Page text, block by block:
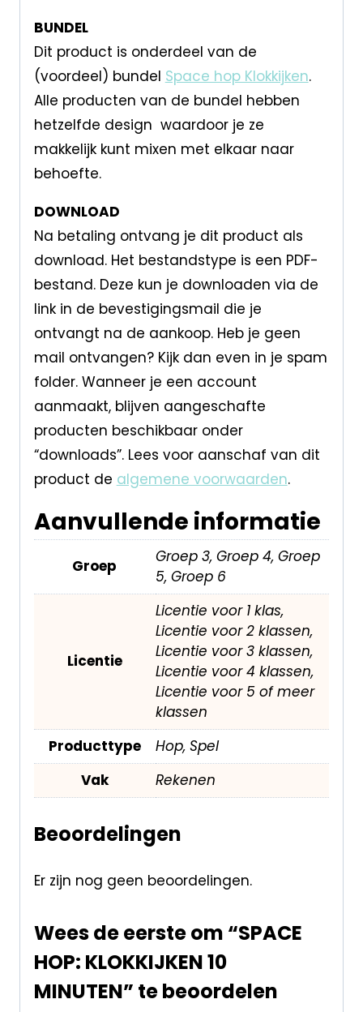
BUNDEL
Dit product is onderdeel van de
(voordeel) bundel Space hop Klokkijken.
Alle producten van de bundel hebben
hetzelfde design waardoor je ze
makkelijk kunt mixen met elkaar naar
behoefte.
DOWNLOAD
Na betaling ontvang je dit product als
download. Het bestandstype is een PDF-
bestand. Deze kun je downloaden via de
link in de bevestigingsmail die je
ontvangt na de aankoop. Heb je geen
mail ontvangen? Kijk dan even in je spam
folder. Wanneer je een account
aanmaakt, blijven aangeschafte
producten beschikbaar onder
“downloads”. Lees voor aanschaf van dit
product de algemene voorwaarden.
Aanvullende informatie
Groep
Groep 3, Groep 4, Groep
5, Groep 6
Licentie
Licentie voor 1 klas,
Licentie voor 2 klassen,
Licentie voor 3 klassen,
Licentie voor 4 klassen,
Licentie voor 5 of meer
klassen
Producttype
Hop, Spel
Vak
Rekenen
Beoordelingen
Er zijn nog geen beoordelingen.
Wees de eerste om “SPACE
HOP: KLOKKIJKEN 10
MINUTEN” te beoordelen